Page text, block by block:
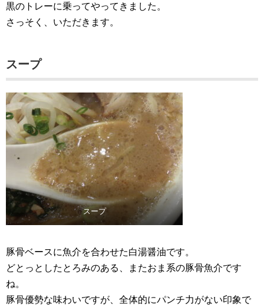
黒のトレーに乗ってやってきました。
さっそく、いただきます。
スープ
スープ
豚骨ベースに魚介を合わせた白湯醤油です。
どとっとしたとろみのある、またおま系の豚骨魚介です
ね。
豚骨優勢な味わいですが、全体的にパンチ力がない印象で